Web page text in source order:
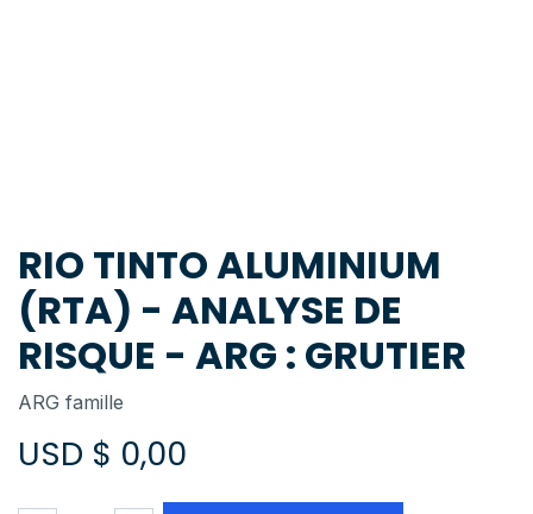
RIO TINTO ALUMINIUM
(RTA) - ANALYSE DE
RISQUE - ARG : GRUTIER
ARG famille
USD $ 0,00